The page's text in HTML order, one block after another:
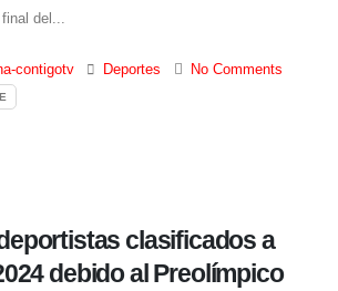
del...
contigotv Deportes No Comments
clasificados a
debido al Preolímpico